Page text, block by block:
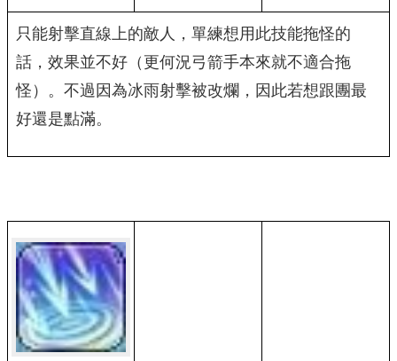
只能射擊直線上的敵人，單練想用此技能拖怪的
話，效果並不好（更何況弓箭手本來就不適合拖
怪）。不過因為冰雨射擊被改爛，因此若想跟團最
好還是點滿。